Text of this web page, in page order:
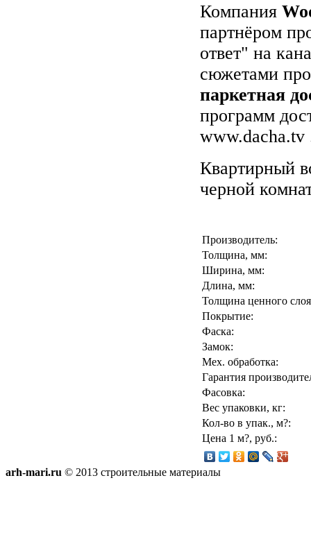
Компания
партнёром
ответ" на
сюжетами
паркетная
программ
www.dacha.tv
Квартирный
черной
Производитель:
Толщина, мм:
Ширина, мм:
Длина, мм:
Толщина ценного
Покрытие:
Фаска:
Замок:
Мех. обработка:
Гарантия
Фасовка:
Вес упаковки, кг:
Кол-во в упак., м?:
Цена 1 м?, руб.:
arh-mari.ru © 2013 строительные материалы